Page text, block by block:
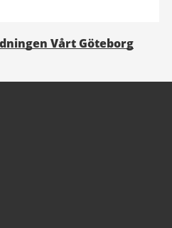
Vårt Göteborg